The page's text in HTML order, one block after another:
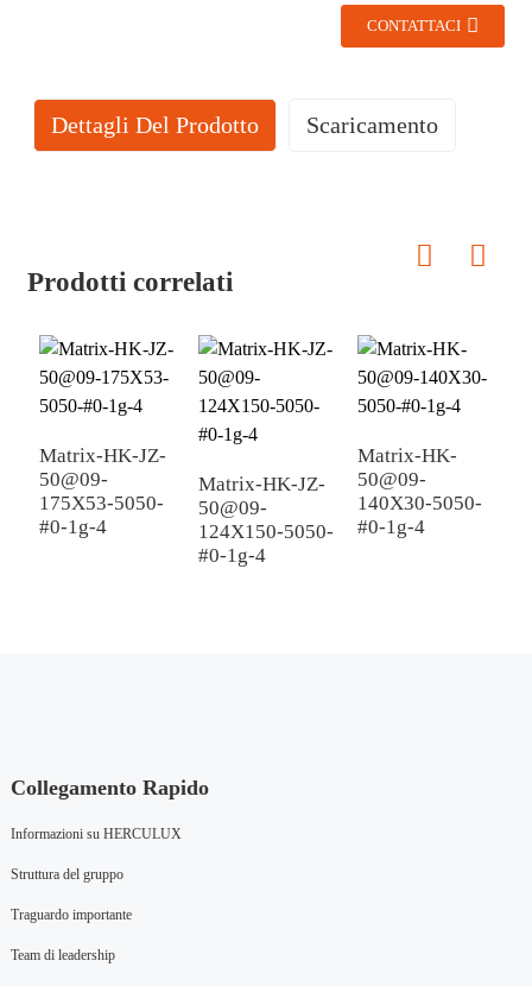
CONTATTACI
Dettagli Del Prodotto Scaricamento
Your Name*
E-mail*
Phone/whatsApp/WeChat (Very important)
Prodotti correlati
Matrix-HK-JZ-
50@09-
175X53-5050-
#0-1g-4
Matrix-HK-JZ-
50@09-
124X150-5050-
#0-1g-4
Matrix-HK-
50@09-
140X30-5050-
#0-1g-4
Collegamento Rapido
Informazioni su HERCULUX
Struttura del gruppo
Traguardo importante
Team di leadership